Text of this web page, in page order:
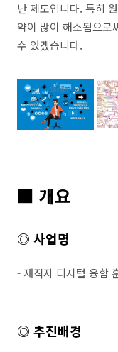
난 제도입니다. 특히
약이 많이 해소됨으로
수 있겠습니다.
■ 개요
◎ 사업명
- 재직자 디지털 융합
◎ 추진배경